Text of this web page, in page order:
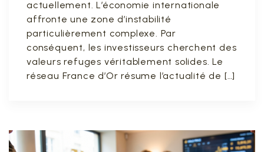
actuellement. L’économie internationale
affronte une zone d’instabilité
particulièrement complexe. Par
conséquent, les investisseurs cherchent des
valeurs refuges véritablement solides. Le
réseau France d’Or résume l’actualité de […]